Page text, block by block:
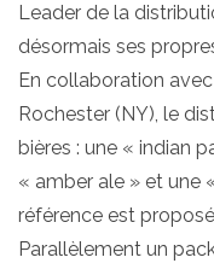
Leader de la
désormais ses
En collaboration
Rochester (NY), le
bières : une « indian
« amber ale » et une
référence est
Parallèlement un